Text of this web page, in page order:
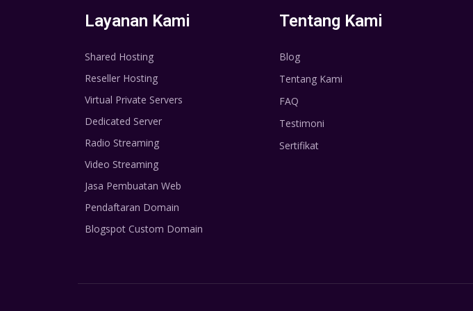
Layanan Kami
Shared Hosting
Reseller Hosting
Virtual Private Servers
Dedicated Server
Radio Streaming
Video Streaming
Jasa Pembuatan Web
Pendaftaran Domain
Blogspot Custom Domain
Tentang Kami
Blog
Tentang Kami
FAQ
Testimoni
Sertifikat